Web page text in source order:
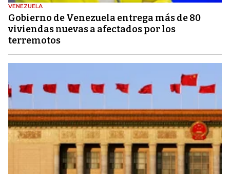
VENEZUELA
Gobierno de Venezuela entrega más de 80
viviendas nuevas a afectados por los
terremotos